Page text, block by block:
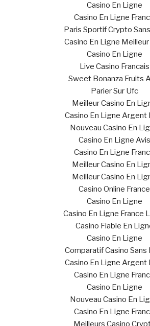
Casino En Ligne
Casino En Ligne
Paris Sportif Crypto
Casino En Ligne
Casino En Ligne
Live Casino Francais
Sweet Bonanza Fruits
Parier Sur Ufc
Meilleur Casino En
Casino En Ligne Argent
Nouveau Casino En
Casino En Ligne Avis
Casino En Ligne
Meilleur Casino En
Meilleur Casino En
Casino Online France
Casino En Ligne
Casino En Ligne France
Casino Fiable En
Casino En Ligne
Comparatif Casino Sans
Casino En Ligne Argent
Casino En Ligne
Casino En Ligne
Nouveau Casino En
Casino En Ligne
Meilleurs Casino